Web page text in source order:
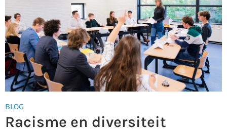
BLOG
Racisme en diversiteit